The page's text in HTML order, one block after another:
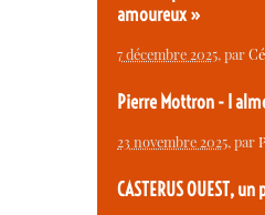
amoureux »
7 décembre 2025, par
Pierre Mottron - I
23 novembre 2025, par
CASTERUS OUEST,